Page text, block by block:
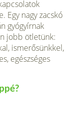
Egy nagy zacskó
gyógyírnak
jobb ötletünk:
ismerősünkkel,
egészséges